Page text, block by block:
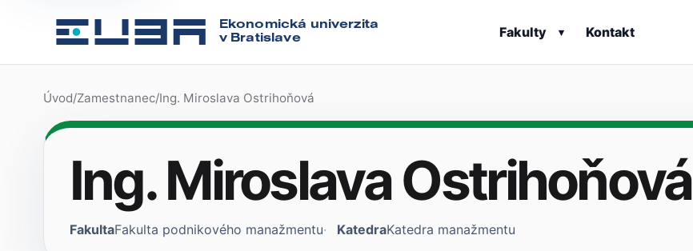
Ekonomická univerzita
v Bratislave
Fakulty ▾ Kontakt
Úvod/Zamestnanec/Ing. Miroslava Ostrihoňová
Ing. Miroslava Ostrihoňová
FakultaFakulta podnikového manažmentu KatedraKatedra manažmentu